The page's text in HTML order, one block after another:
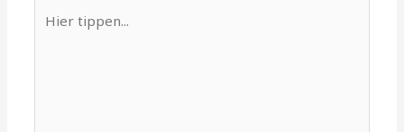
tippen...